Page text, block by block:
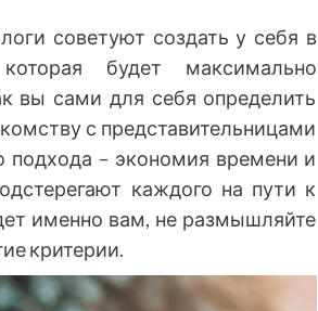
советуют создать у себя в
будет максимально
вы сами для себя определить
с представительницами
подхода – экономия времени и
каждого на пути к
именно вам, не размышляйте
критерии.